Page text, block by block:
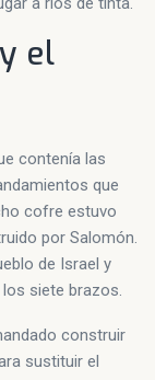
el
contenía las
que
cofre estuvo
por Salomón.
de Israel y
siete brazos.
construir
sustituir el